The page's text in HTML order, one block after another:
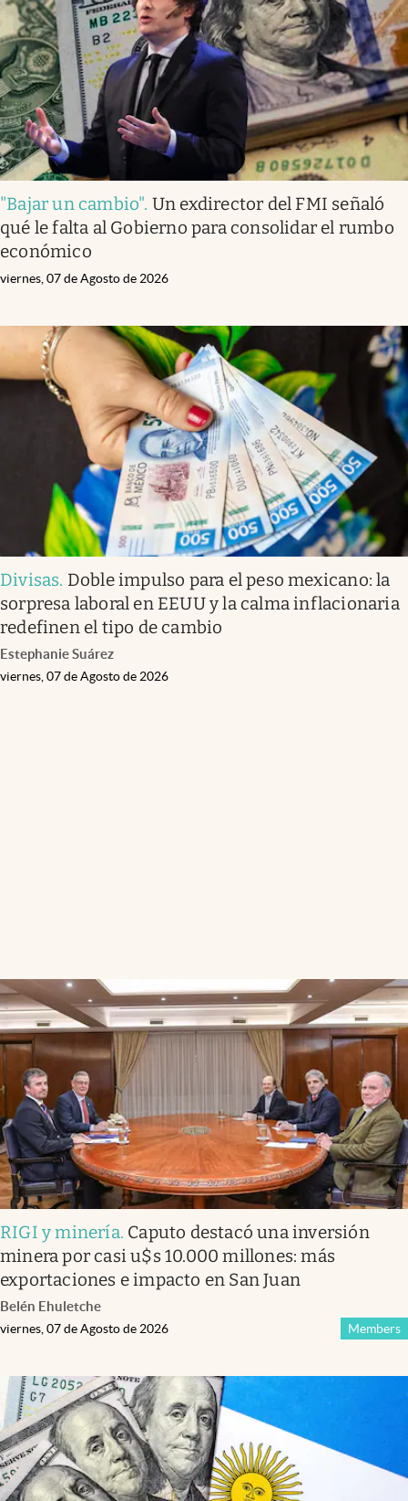
"Bajar un cambio". Un exdirector del FMI señaló
qué le falta al Gobierno para consolidar el rumbo
económico
viernes, 07 de Agosto de 2026
Divisas. Doble impulso para el peso mexicano: la
sorpresa laboral en EEUU y la calma inflacionaria
redefinen el tipo de cambio
Estephanie Suárez
viernes, 07 de Agosto de 2026
RIGI y minería. Caputo destacó una inversión
minera por casi u$s 10.000 millones: más
exportaciones e impacto en San Juan
Belén Ehuletche
Members
viernes, 07 de Agosto de 2026